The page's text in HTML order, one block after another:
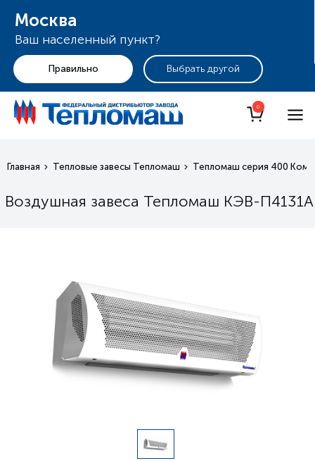
Москва
Ваш населенный пункт?
+7 (495) 255-19-29
0
Главная Тепловые завесы Тепломаш Тепломаш серия 400
Воздушная завеса Тепломаш КЭВ-П4131А